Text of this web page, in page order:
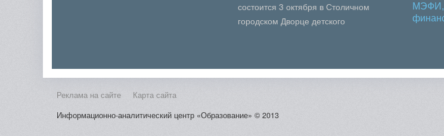
состоится 3 октября в Столичном
городском Дворце детского
МЭФИ,
Реклама на сайте
Карта сайта
Информационно-аналитический центр «Образование» © 2013